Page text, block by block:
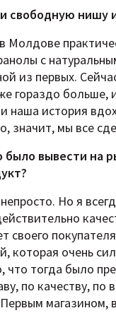
свободную нишу
Молдове
с
из первых.
гораздо больше,
наша история
значит, мы все
было вывести на
Но я
своего
которая очень
что тогда было
по качеству, по
магазином,